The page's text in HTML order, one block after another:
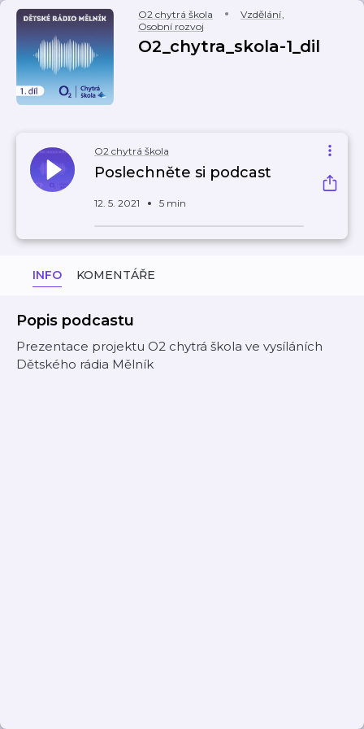
O2 chytrá škola Vzdělání,
Osobní rozvoj
O2_chytra_skola-1_dil
O2 chytrá škola
Poslechněte si podcast
12. 5. 2021 5 min
INFO KOMENTÁŘE
Popis podcastu
Prezentace projektu O2 chytrá škola ve vysíláních
Dětského rádia Mělník